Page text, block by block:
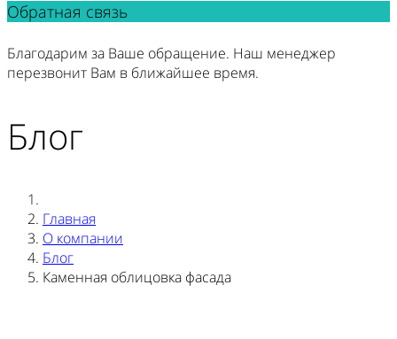
Обратная связь
Благодарим за Ваше обращение. Наш менеджер
перезвонит Вам в ближайшее время.
Блог
Главная
О компании
Блог
Каменная облицовка фасада